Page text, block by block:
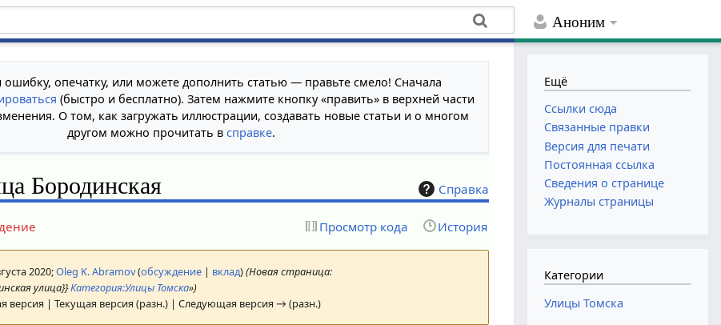
Аноним
ошибку, опечатку, или можете дополнить статью — правьте смело! Сначала
(быстро и бесплатно). Затем нажмите кнопку «править» в верхней части
О том, как загружать иллюстрации, создавать новые статьи и о многом
другом можно прочитать в справке.
Справка
Бородинская
Просмотр кода История
2020;Oleg K. Abramov(обсуждение | вклад)(Новая страница:
улица}}Категория:Улицы Томска»)
версия | Текущая версия (разн.) | Следующая версия → (разн.)
Ещё
Ссылки сюда
Связанные правки
Версия для печати
Постоянная ссылка
Сведения о странице
Журналы страницы
Категории
Улицы Томска